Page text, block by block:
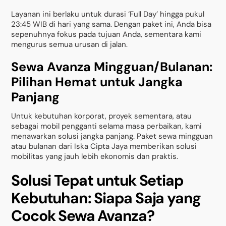
Layanan ini berlaku untuk durasi ‘Full Day’ hingga pukul
23:45 WIB di hari yang sama. Dengan paket ini, Anda bisa
sepenuhnya fokus pada tujuan Anda, sementara kami
mengurus semua urusan di jalan.
Sewa Avanza Mingguan/Bulanan:
Pilihan Hemat untuk Jangka
Panjang
Untuk kebutuhan korporat, proyek sementara, atau
sebagai mobil pengganti selama masa perbaikan, kami
menawarkan solusi jangka panjang. Paket sewa mingguan
atau bulanan dari Iska Cipta Jaya memberikan solusi
mobilitas yang jauh lebih ekonomis dan praktis.
Solusi Tepat untuk Setiap
Kebutuhan: Siapa Saja yang
Cocok Sewa Avanza?